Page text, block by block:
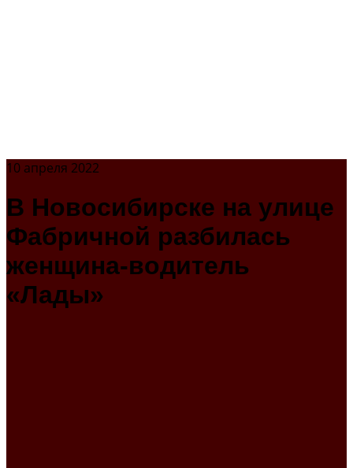
10 апреля 2022
В Новосибирске на улице
Фабричной разбилась
женщина-водитель
«Лады»